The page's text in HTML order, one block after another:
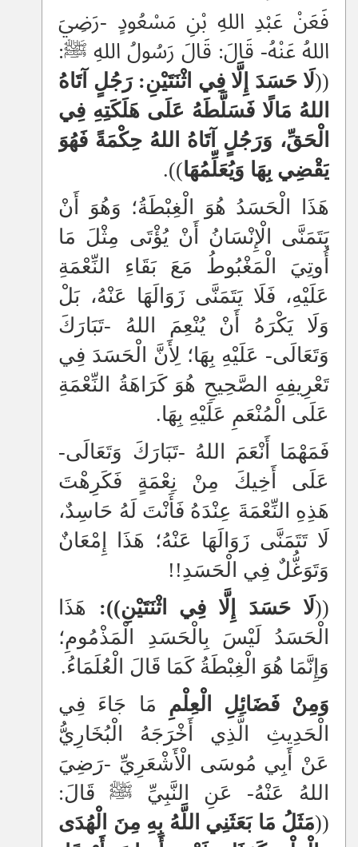
فَعَنْ عَبْدِ اللهِ بْنِ مَسْعُودٍ -رَضِيَ
اللهُ عَنْهُ- قَالَ: قَالَ رَسُولُ اللهِ ﷺ:
((لَا حَسَدَ إِلَّا فِي اثْنَتَيْنِ: رَجُلٍ آتَاهُ
اللهُ مَالًا فَسَلَّطَهُ عَلَى هَلَكَتِهِ فِي
الْحَقِّ، وَرَجُلٍ آتَاهُ اللهُ حِكْمَةً فَهُوَ
يَقْضِي بِهَا وَيُعَلِّمُهَا)).
هَذَا الْحَسَدُ هُوَ الْغِبْطَةُ؛ وَهُوَ أَنْ
يَتَمَنَّى الْإِنْسَانُ أَنْ يُؤْتَى مِثْلَ مَا
أُوتِيَ الْمَغْبُوطُ مَعَ بَقَاءِ النِّعْمَةِ
عَلَيْهِ، فَلَا يَتَمَنَّى زَوَالَهَا عَنْهُ، بَلْ
وَلَا يَكْرَهُ أَنْ يُنْعِمَ اللهُ -تَبَارَكَ
وَتَعَالَى- عَلَيْهِ بِهَا؛ لِأَنَّ الْحَسَدَ فِي
تَعْرِيفِهِ الصَّحِيحِ هُوَ كَرَاهَةُ النِّعْمَةِ
عَلَى الْمُنْعَمِ عَلَيْهِ بِهَا.
فَمَهْمَا أَنْعَمَ اللهُ -تَبَارَكَ وَتَعَالَى-
عَلَى أَخِيكَ مِنْ نِعْمَةٍ فَكَرِهْتَ
هَذِهِ النِّعْمَةَ عِنْدَهُ فَأَنْتَ لَهُ حَاسِدٌ،
لَا تَتَمَنَّى زَوَالَهَا عَنْهُ؛ هَذَا إِمْعَانٌ
وَتَوَغُّلٌ فِي الْحَسَدِ!!
((لَا حَسَدَ إِلَّا فِي اثْنَتَيْنِ)): هَذَا
الْحَسَدُ لَيْسَ بِالْحَسَدِ الْمَذْمُومِ؛
وَإِنَّمَا هُوَ الْغِبْطَةُ كَمَا قَالَ الْعُلَمَاءُ.
وَمِنْ فَضَائِلِ الْعِلْمِ مَا جَاءَ فِي
الْحَدِيثِ الَّذِي أَخْرَجَهُ الْبُخَارِيُّ
عَنْ أَبِي مُوسَى الْأَشْعَرِيِّ -رَضِيَ
اللهُ عَنْهُ- عَنِ النَّبِيِّ ﷺ قَالَ:
((مَثَلُ مَا بَعَثَنِي اللَّهُ بِهِ مِنَ الْهُدَى